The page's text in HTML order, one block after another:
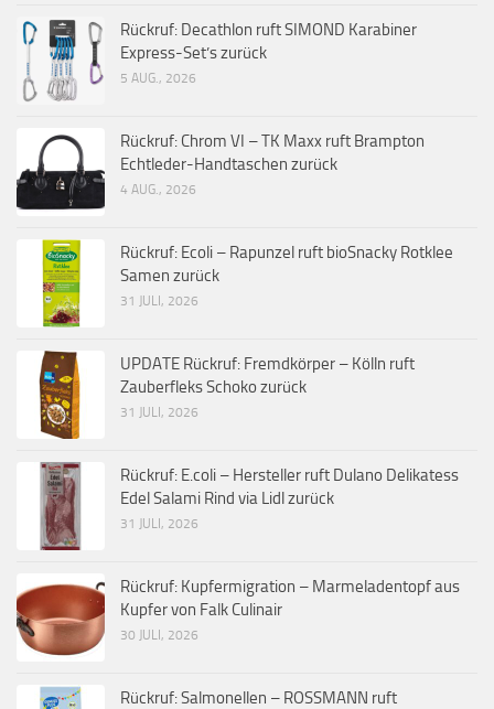
Rückruf: Decathlon ruft SIMOND Karabiner
Express-Set’s zurück
5 AUG., 2026
Rückruf: Chrom VI – TK Maxx ruft Brampton
Echtleder-Handtaschen zurück
4 AUG., 2026
Rückruf: Ecoli – Rapunzel ruft bioSnacky Rotklee
Samen zurück
31 JULI, 2026
UPDATE Rückruf: Fremdkörper – Kölln ruft
Zauberfleks Schoko zurück
31 JULI, 2026
Rückruf: E.coli – Hersteller ruft Dulano Delikatess
Edel Salami Rind via Lidl zurück
31 JULI, 2026
Rückruf: Kupfermigration – Marmeladentopf aus
Kupfer von Falk Culinair
30 JULI, 2026
Rückruf: Salmonellen – ROSSMANN ruft